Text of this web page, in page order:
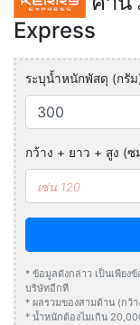
Express
ระบุน้ำหนักพัสดุ (กรัม
กว้าง + ยาว + สูง (ซ
* ข้อมูลดังกล่าว เป็นเพียง
บริษัทอีกที
* ผลรวมของสามด้าน (กว้า
* น้ำหนักต้องไมเกิน